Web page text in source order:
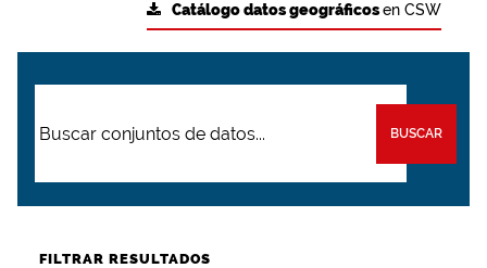
Catálogo datos geográficosen CSW
BUSCAR
FILTRAR RESULTADOS